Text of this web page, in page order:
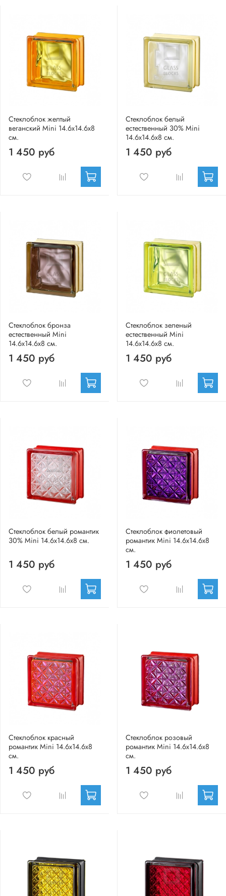
Стеклоблок желтый
веганский Mini 14.6x14.6x8
см.
1 450 руб
Стеклоблок белый
естественный 30% Mini
14.6x14.6x8 см.
1 450 руб
Стеклоблок бронза
естественный Mini
14.6x14.6x8 см.
1 450 руб
Стеклоблок зеленый
естественный Mini
14.6x14.6x8 см.
1 450 руб
Стеклоблок белый романтик
30% Mini 14.6x14.6x8 см.
1 450 руб
Стеклоблок фиолетовый
романтик Mini 14.6x14.6x8
см.
1 450 руб
Стеклоблок красный
романтик Mini 14.6x14.6x8
см.
1 450 руб
Стеклоблок розовый
романтик Mini 14.6x14.6x8
см.
1 450 руб